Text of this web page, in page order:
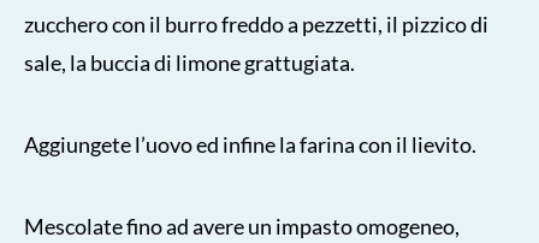
zucchero con il burro freddo a pezzetti, il pizzico di
sale, la buccia di limone grattugiata.
Aggiungete l’uovo ed infine la farina con il lievito.
Mescolate fino ad avere un impasto omogeneo,